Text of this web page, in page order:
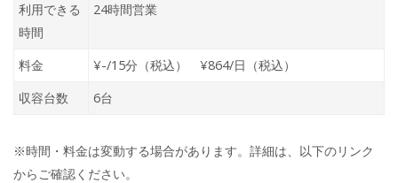
利用できる
時間
24時間営業
料金
¥-/15分（税込） ¥864/日（税込）
収容台数
6台
※時間・料金は変動する場合があります。詳細は、以下のリンク
からご確認ください。